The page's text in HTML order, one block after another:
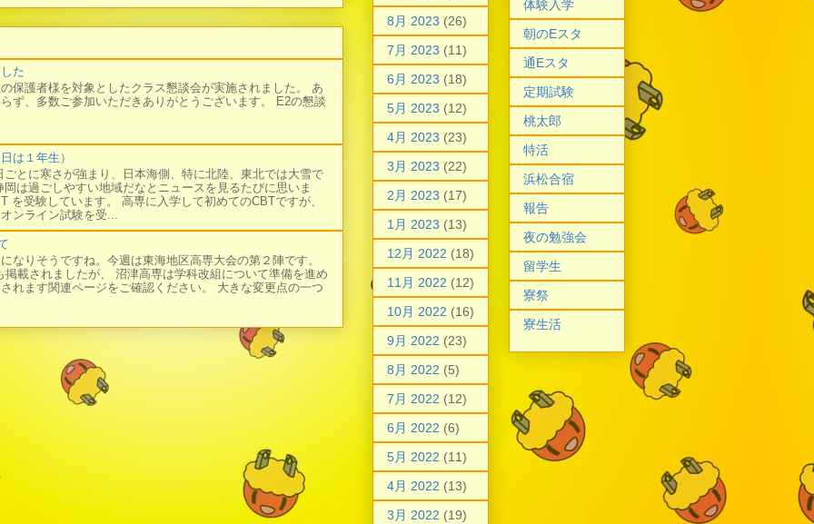
た
保護者様を対象としたクラス懇談会が実施されました。 あ
ず、多数ご参加いただきありがとうございます。 E2の懇談
は１年生）
とに寒さが強まり、日本海側、特に北陸、東北では大雪で
は過ごしやすい地域だなとニュースを見るたびに思いま
を受験しています。 高専に入学して初めてのCBTですが、
ンライン試験を受...
なりそうですね。今週は東海地区高専大会の第２陣です。
載されましたが、 沼津高専は学科改組について準備を進め
れます関連ページをご確認ください。 大きな変更点の一つ
8月 2023 (26)
7月 2023 (11)
6月 2023 (18)
5月 2023 (12)
4月 2023 (23)
3月 2023 (22)
2月 2023 (17)
1月 2023 (13)
12月 2022 (18)
11月 2022 (12)
10月 2022 (16)
9月 2022 (23)
8月 2022 (5)
7月 2022 (12)
6月 2022 (6)
5月 2022 (11)
4月 2022 (13)
3月 2022 (19)
体験入学
朝のEスタ
通Eスタ
定期試験
桃太郎
特活
浜松合宿
報告
夜の勉強会
留学生
寮祭
寮生活